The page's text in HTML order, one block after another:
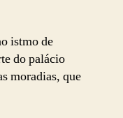
istmo de
do palácio
moradias, que